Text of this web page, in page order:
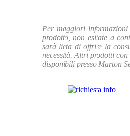
Per maggiori
prodotto, non esitate a
sarà lieta di offrire la
necessità. Altri prodotti
disponibili presso Marton